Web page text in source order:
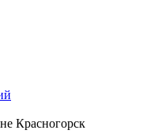
Красногорск